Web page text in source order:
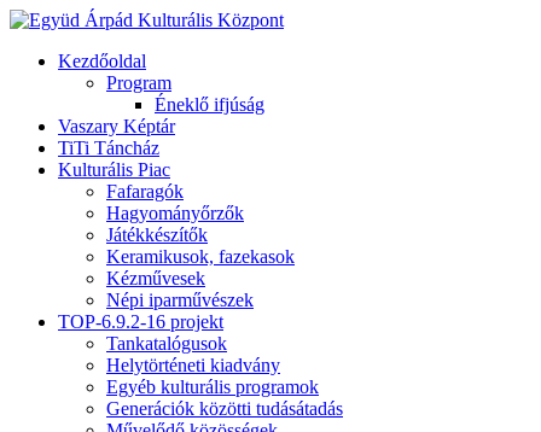
Kezdőoldal
Program
Éneklő ifjúság
Vaszary Képtár
TiTi Táncház
Kulturális Piac
Fafaragók
Hagyományőrzők
Játékkészítők
Keramikusok, fazekasok
Kézművesek
Népi iparművészek
TOP-6.9.2-16 projekt
Tankatalógusok
Helytörténeti kiadvány
Egyéb kulturális programok
Generációk közötti tudásátadás